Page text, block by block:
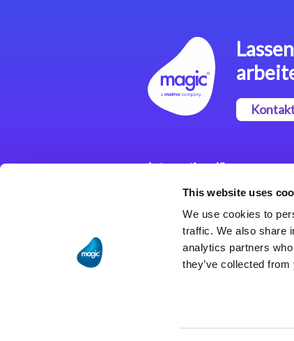
This website uses
We use cookies to
traffic. We also share
analytics partners
they’ve collected
Integrationslösungen
Magic xpi
Integrationsplattform